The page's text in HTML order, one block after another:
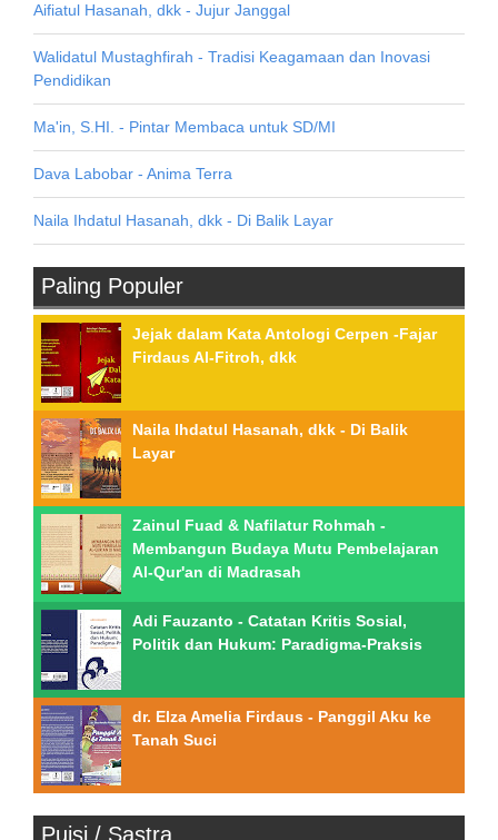
Aifiatul Hasanah, dkk - Jujur Janggal
Walidatul Mustaghfirah - Tradisi Keagamaan dan Inovasi
Pendidikan
Ma'in, S.HI. - Pintar Membaca untuk SD/MI
Dava Labobar - Anima Terra
Naila Ihdatul Hasanah, dkk - Di Balik Layar
Paling Populer
Jejak dalam Kata Antologi Cerpen -Fajar
Firdaus Al-Fitroh, dkk
Naila Ihdatul Hasanah, dkk - Di Balik
Layar
Zainul Fuad & Nafilatur Rohmah -
Membangun Budaya Mutu Pembelajaran
Al-Qur'an di Madrasah
Adi Fauzanto - Catatan Kritis Sosial,
Politik dan Hukum: Paradigma-Praksis
dr. Elza Amelia Firdaus - Panggil Aku ke
Tanah Suci
Puisi / Sastra